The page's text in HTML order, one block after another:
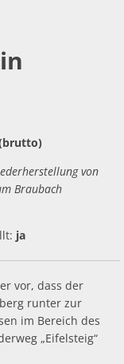
von
Braubach
ja
vor, dass der
runter zur
im Bereich des
„Eifelsteig“